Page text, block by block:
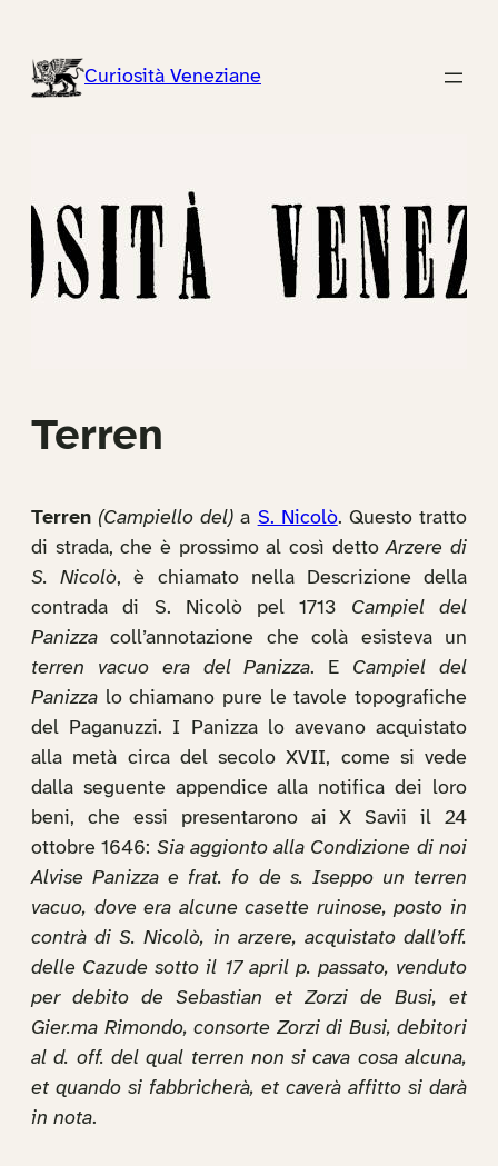
contenutoCuriosità Veneziane
Terren
Terren (Campiello del) a S. Nicolò. Questo tratto
di strada, che è prossimo al così dettoArzere di
S. Nicolò, è chiamato nella Descrizione della
contrada di S. Nicolò pel 1713 Campiel del
Panizza coll’annotazione che colà esisteva un
terren vacuo era del Panizza. E Campiel del
Panizza lo chiamano pure le tavole topografiche
del Paganuzzi. I Panizza lo avevano acquistato
alla metà circa del secolo XVII, come si vede
dalla seguente appendice alla notifica dei loro
beni, che essi presentarono ai X Savii il 24
ottobre 1646: Sia aggionto alla Condizione di noi
Alvise Panizza e frat. fo de s. Iseppo un terren
vacuo, dove era alcune casette ruinose, posto in
contrà di S. Nicolò, in arzere, acquistato dall’off.
delle Cazude sotto il 17 april p. passato, venduto
per debito de Sebastian et Zorzi de Busi, et
Gier.ma Rimondo, consorte Zorzi di Busi, debitori
al d. off. del qual terren non si cava cosa alcuna,
et quando si fabbricherà, et caverà affitto si darà
in nota.